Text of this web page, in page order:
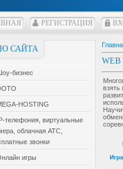
РЕГИСТРАЦИЯ
САЙТА
бизнес
HOSTING
телефония, виртуальные
облачная АТС,
звонки
игры
WEB
взять